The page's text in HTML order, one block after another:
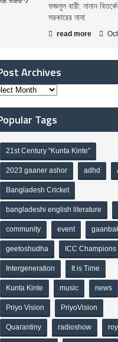
ফজলুল বারী: নানান
সরকারের নানা
read more
Archives
Tags
21st Century “Kunta Kinte”
2023 gaaner ashor adhd
Bangladesh Cricket
bangladeshi english literature
community event
geetoshudha ICC
Intergeneration It is Time
Kunta Kinte music news
Priyo Vision PriyoVision
Quarantiny radioshow